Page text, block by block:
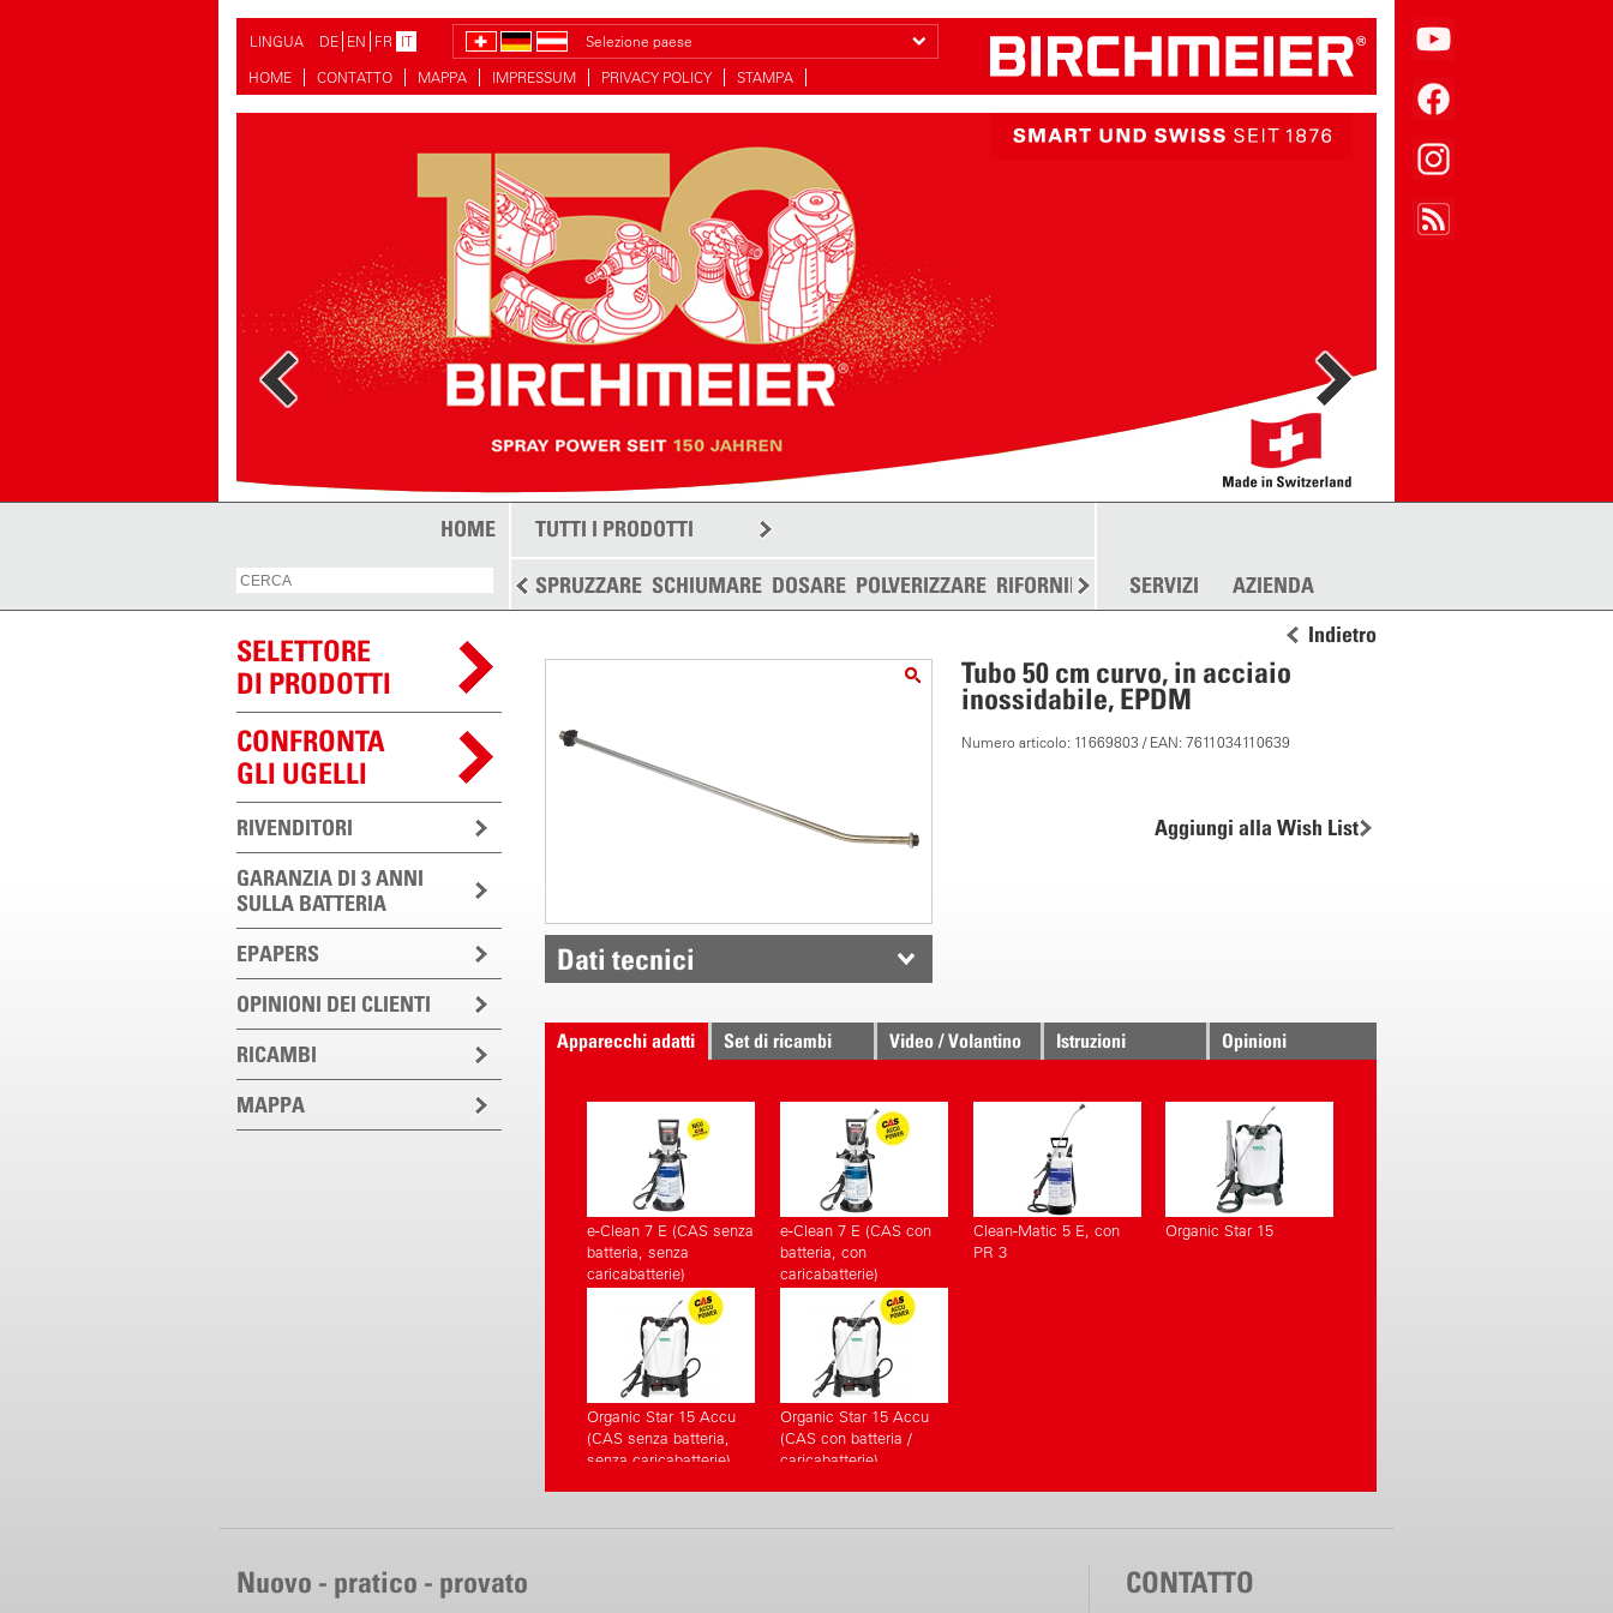
LINGUA DE EN FR IT
Selezione paese
HOME
CONTATTO MAPPA IMPRESSUM PRIVACY POLICY STAMPA
HOME TUTTI I PRODOTTI
SPRUZZARE SCHIUMARE DOSARE POLVERIZZARE RIFORNIRE SPARGERE ALTRO
SERVIZI AZIENDA
SELETTORE
DI PRODOTTI
CONFRONTA
GLI UGELLI
RIVENDITORI
GARANZIA DI 3 ANNI
SULLA BATTERIA
EPAPERS
OPINIONI DEI CLIENTI
RICAMBI
MAPPA
Indietro
Tubo 50 cm curvo, in acciaio
inossidabile, EPDM
Numero articolo: 11669803 / EAN: 7611034110639
Aggiungi alla Wish List
Dati tecnici
Apparecchi adatti Set di ricambi Video / Volantino Istruzioni Opinioni
e-Clean 7 E (CAS senza
batteria, senza
caricabatterie)
e-Clean 7 E (CAS con
batteria, con
caricabatterie)
Clean-Matic 5 E, con
PR 3
Organic Star 15
Organic Star 15 Accu
(CAS senza batteria,
senza caricabatterie)
Organic Star 15 Accu
(CAS con batteria /
caricabatterie)
Nuovo - pratico - provato CONTATTO